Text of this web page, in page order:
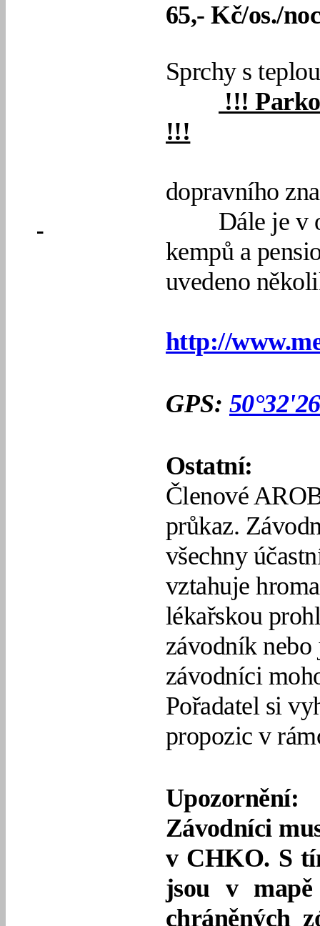
65,- Kč/os./noc
Sprchy s
!!!
!!!
dopravního
Dále je v
kempů a
uvedeno
http://
GPS:
Ostatní:
Členové
průkaz.
všechny
vztahuje
lékařskou
závodník nebo
závodníci
Pořadatel si
propozic v
Upozornění:
Závodníci
v CHKO. S
jsou v mapě
chráněných